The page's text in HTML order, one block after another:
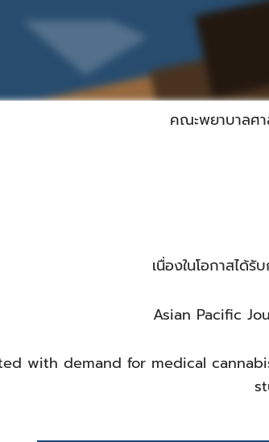
คณะพยาบาลศ
เนื่องในโอกาสได้
Asian Pacific
with demand for medical